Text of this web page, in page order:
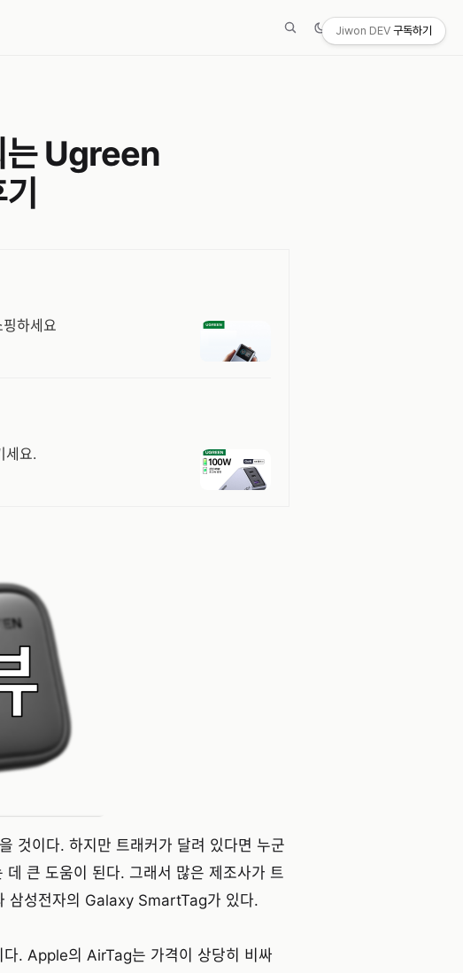
는 Ugreen
하세요
세요.
것이다. 하지만 트래커가 달려 있다면 누군
큰 도움이 된다. 그래서 많은 제조사가 트
삼성전자의 Galaxy SmartTag가 있다.
. Apple의 AirTag는 가격이 상당히 비싸
Jiwon DEV 구독하기